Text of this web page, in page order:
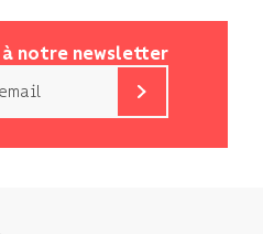
notre newsletter